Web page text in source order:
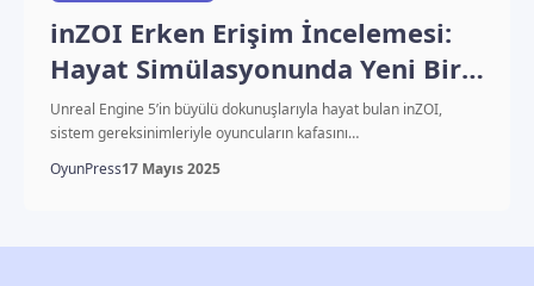
inZOI Erken Erişim İncelemesi:
Hayat Simülasyonunda Yeni Bir
Soluk
Unreal Engine 5’in büyülü dokunuşlarıyla hayat bulan inZOI,
sistem gereksinimleriyle oyuncuların kafasını…
OyunPress17 Mayıs 2025